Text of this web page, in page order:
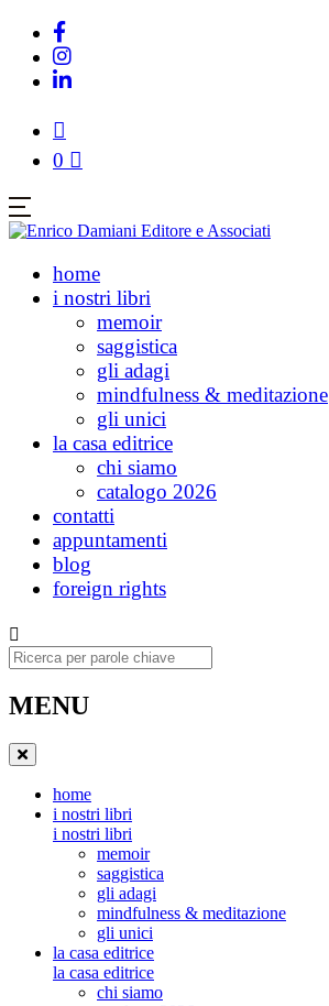
0
home
i nostri libri
memoir
saggistica
gli adagi
mindfulness & meditazione
gli unici
la casa editrice
chi siamo
catalogo 2026
contatti
appuntamenti
blog
foreign rights
Ricerca
MENU
home
i nostri libri
i nostri libri
memoir
saggistica
gli adagi
mindfulness & meditazione
gli unici
la casa editrice
la casa editrice
chi siamo